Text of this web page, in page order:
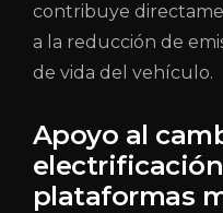
contribuye
a la reducción de
de vida del vehículo.
Apoyo al
plataformas